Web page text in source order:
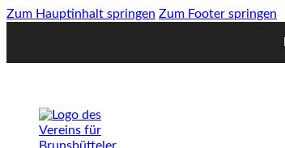
Zum Hauptinhalt springen Zum Footer springen